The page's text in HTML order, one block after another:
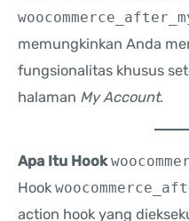
memungkinkan Anda
fungsionalitas khusus
halaman My Account.
Apa Itu Hook
Hook
action hook yang